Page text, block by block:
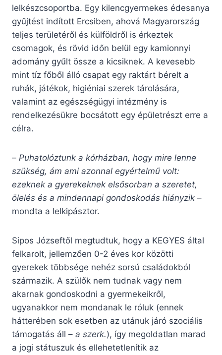
lelkészcsoportba. Egy kilencgyermekes édesanya
gyűjtést indított Ercsiben, ahová Magyarország
teljes területéről és külföldről is érkeztek
csomagok, és rövid időn belül egy kamionnyi
adomány gyűlt össze a kicsiknek. A kevesebb
mint tíz főből álló csapat egy raktárt bérelt a
ruhák, játékok, higiéniai szerek tárolására,
valamint az egészségügyi intézmény is
rendelkezésükre bocsátott egy épületrészt erre a
célra.
– Puhatolóztunk a kórházban, hogy mire lenne
szükség, ám ami azonnal egyértelmű volt:
ezeknek a gyerekeknek elsősorban a szeretet,
ölelés és a mindennapi gondoskodás hiányzik –
mondta a lelkipásztor.
Sipos Józseftől megtudtuk, hogy a KEGYES által
felkarolt, jellemzően 0-2 éves kor közötti
gyerekek többsége nehéz sorsú családokból
származik. A szülők nem tudnak vagy nem
akarnak gondoskodni a gyermekeikről,
ugyanakkor nem mondanak le róluk (ennek
hátterében sok esetben az utánuk járó szociális
támogatás áll – a szerk.), így megoldatlan marad
a jogi státuszuk és ellehetetlenítik az